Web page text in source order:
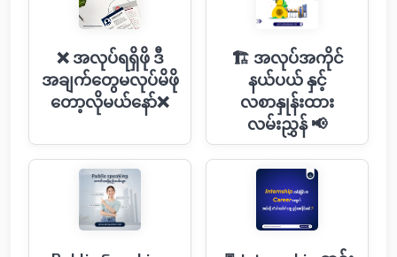
❌ အလုပ်ရရှိဖို ဒီ
အချက်တွေမလုပ်မိဖို
တော့လိုမယ်နော်❌
🏗 အလုပ်အကိုင်
နယ်ပယ် နှင့်
လစာနှုန်းထား
လမ်းညွှန် 📢